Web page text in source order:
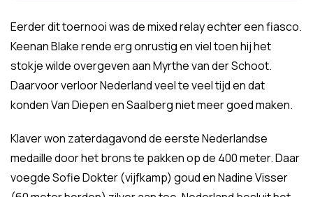
Eerder dit toernooi was de mixed relay echter een fiasco.
Keenan Blake rende erg onrustig en viel toen hij het
stokje wilde overgeven aan Myrthe van der Schoot.
Daarvoor verloor Nederland veel te veel tijd en dat
konden Van Diepen en Saalberg niet meer goed maken.
Klaver won zaterdagavond de eerste Nederlandse
medaille door het brons te pakken op de 400 meter. Daar
voegde Sofie Dokter (vijfkamp) goud en Nadine Visser